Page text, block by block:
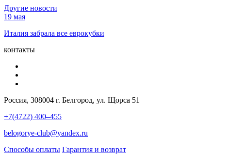
Другие новости
19 мая
Италия забрала все еврокубки
контакты
Россия, 308004 г. Белгород, ул. Щорса 51
+7(4722) 400–455
belogorye-club@yandex.ru
Способы оплаты Гарантия и возврат